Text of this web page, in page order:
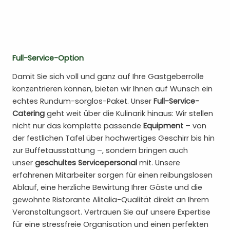
Full-Service-Option
Damit Sie sich voll und ganz auf Ihre Gastgeberrolle
konzentrieren können, bieten wir Ihnen auf Wunsch ein
echtes Rundum-sorglos-Paket. Unser Full-Service-
Catering geht weit über die Kulinarik hinaus: Wir stellen
nicht nur das komplette passende Equipment – von
der festlichen Tafel über hochwertiges Geschirr bis hin
zur Buffetausstattung –, sondern bringen auch
unser geschultes Servicepersonal mit. Unsere
erfahrenen Mitarbeiter sorgen für einen reibungslosen
Ablauf, eine herzliche Bewirtung Ihrer Gäste und die
gewohnte Ristorante Alitalia-Qualität direkt an Ihrem
Veranstaltungsort. Vertrauen Sie auf unsere Expertise
für eine stressfreie Organisation und einen perfekten